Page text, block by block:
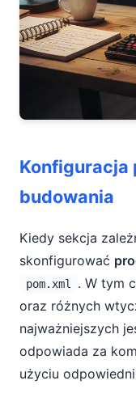
Konfiguracja
budowania
Kiedy sekcja
skonfigurować
pom.xml . W tym
oraz różnych
najważniejszych
odpowiada za
użyciu